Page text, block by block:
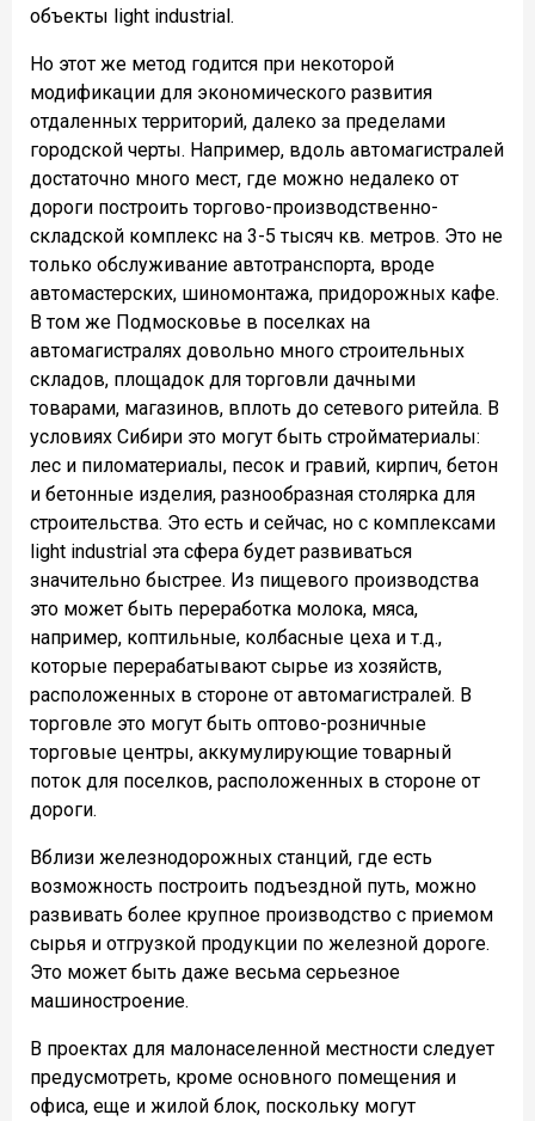
объекты light industrial.
Но этот же метод годится при некоторой
модификации для экономического развития
отдаленных территорий, далеко за пределами
городской черты. Например, вдоль автомагистралей
достаточно много мест, где можно недалеко от
дороги построить торгово-производственно-
складской комплекс на 3-5 тысяч кв. метров. Это не
только обслуживание автотранспорта, вроде
автомастерских, шиномонтажа, придорожных кафе.
В том же Подмосковье в поселках на
автомагистралях довольно много строительных
складов, площадок для торговли дачными
товарами, магазинов, вплоть до сетевого ритейла. В
условиях Сибири это могут быть стройматериалы:
лес и пиломатериалы, песок и гравий, кирпич, бетон
и бетонные изделия, разнообразная столярка для
строительства. Это есть и сейчас, но с комплексами
light industrial эта сфера будет развиваться
значительно быстрее. Из пищевого производства
это может быть переработка молока, мяса,
например, коптильные, колбасные цеха и т.д.,
которые перерабатывают сырье из хозяйств,
расположенных в стороне от автомагистралей. В
торговле это могут быть оптово-розничные
торговые центры, аккумулирующие товарный
поток для поселков, расположенных в стороне от
дороги.
Вблизи железнодорожных станций, где есть
возможность построить подъездной путь, можно
развивать более крупное производство с приемом
сырья и отгрузкой продукции по железной дороге.
Это может быть даже весьма серьезное
машиностроение.
В проектах для малонаселенной местности следует
предусмотреть, кроме основного помещения и
офиса, еще и жилой блок, поскольку могут